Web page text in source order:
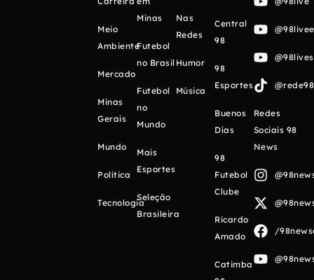
Meio
Ambiente
Mercado
Minas
Gerais
Mundo
Política
Tecnologia
Minas
Futebol
no Brasil
Futebol
no
Mundo
Mais
Esportes
Seleção
Brasileira
Nas
Redes
Humor
Música
Central
98
98
Esportes
Buenos
Días
98
Futebol
Clube
Ricardo
Amado
Catimba
Redes
Sociais 98
News
/